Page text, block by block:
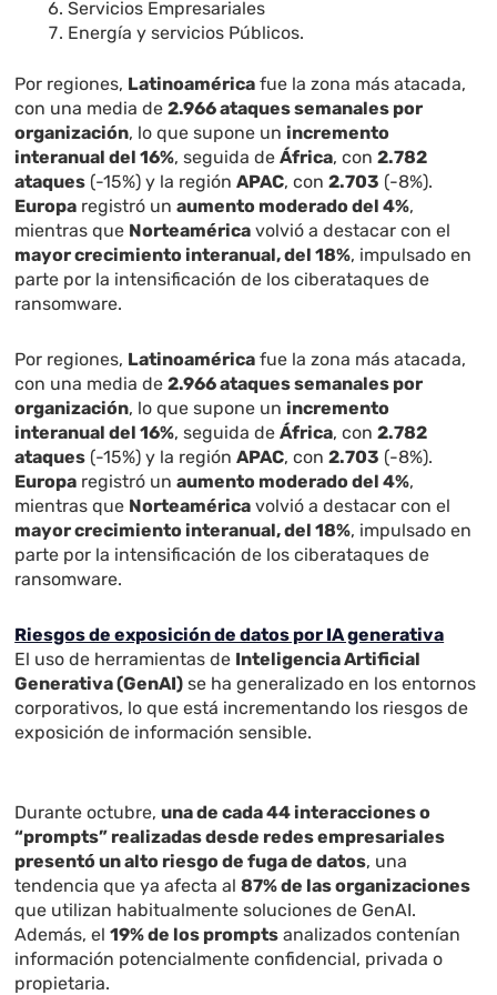
Servicios Empresariales
Energía y servicios Públicos.
Por regiones, Latinoamérica fue la zona más atacada,
con una media de2.966 ataques semanales por
organización, lo que supone un incremento
interanual del 16%, seguida deÁfrica, con2.782
ataques (-15%) y la regiónAPAC, con2.703 (-8%).
Europa registró unaumento moderado del 4%,
mientras que Norteamérica volvió a destacar con el
mayor crecimiento interanual, del 18%, impulsado en
parte por la intensificación de los ciberataques de
ransomware.
Por regiones, Latinoamérica fue la zona más atacada,
con una media de2.966 ataques semanales por
organización, lo que supone un incremento
interanual del 16%, seguida deÁfrica, con2.782
ataques (-15%) y la regiónAPAC, con2.703 (-8%).
Europa registró unaumento moderado del 4%,
mientras que Norteamérica volvió a destacar con el
mayor crecimiento interanual, del 18%, impulsado en
parte por la intensificación de los ciberataques de
ransomware.
Riesgos de exposición de datos por IA generativa
El uso de herramientas de Inteligencia Artificial
Generativa (GenAI) se ha generalizado en los entornos
corporativos, lo que está incrementando los riesgos de
exposición de información sensible.
Durante octubre,una de cada 44 interacciones o
“prompts” realizadas desde redes empresariales
presentó un alto riesgo de fuga de datos, una
tendencia que ya afecta al87% de las organizaciones
que utilizan habitualmente soluciones de GenAI.
Además, el19% de los prompts analizados contenían
información potencialmente confidencial, privada o
propietaria.